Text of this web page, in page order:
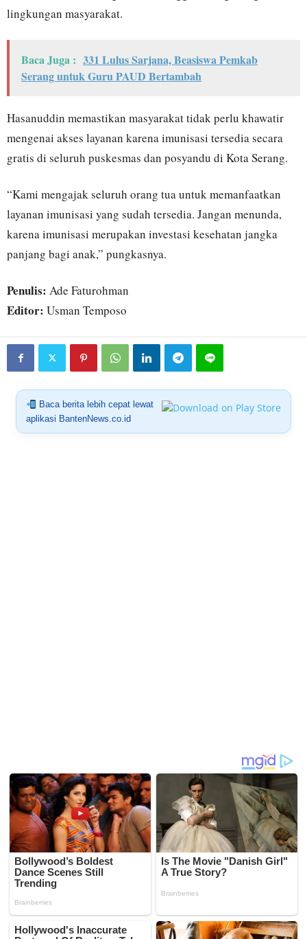
lingkungan masyarakat.
Baca Juga : 331 Lulus Sarjana, Beasiswa Pemkab
Serang untuk Guru PAUD Bertambah
Hasanuddin memastikan masyarakat tidak perlu khawatir
mengenai akses layanan karena imunisasi tersedia secara
gratis di seluruh puskesmas dan posyandu di Kota Serang.
“Kami mengajak seluruh orang tua untuk memanfaatkan
layanan imunisasi yang sudah tersedia. Jangan menunda,
karena imunisasi merupakan investasi kesehatan jangka
panjang bagi anak,” pungkasnya.
Penulis: Ade Faturohman
Editor: Usman Temposo
Baca berita lebih cepat lewat
aplikasi BantenNews.co.id